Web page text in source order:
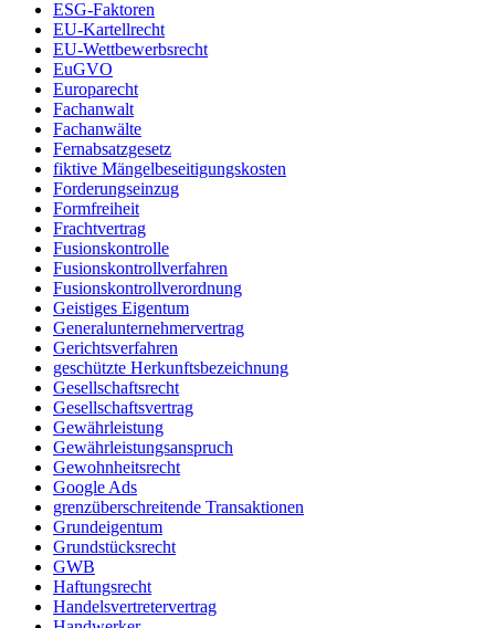
ESG-Faktoren
EU-Kartellrecht
EU-Wettbewerbsrecht
EuGVO
Europarecht
Fachanwalt
Fachanwälte
Fernabsatzgesetz
fiktive Mängelbeseitigungskosten
Forderungseinzug
Formfreiheit
Frachtvertrag
Fusionskontrolle
Fusionskontrollverfahren
Fusionskontrollverordnung
Geistiges Eigentum
Generalunternehmervertrag
Gerichtsverfahren
geschützte Herkunftsbezeichnung
Gesellschaftsrecht
Gesellschaftsvertrag
Gewährleistung
Gewährleistungsanspruch
Gewohnheitsrecht
Google Ads
grenzüberschreitende Transaktionen
Grundeigentum
Grundstücksrecht
GWB
Haftungsrecht
Handelsvertretervertrag